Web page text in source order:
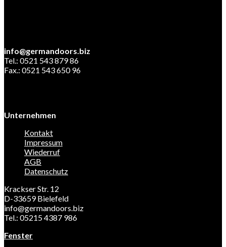
info@germandoors.biz
Tel.: 0521 543 879 86
Fax.: 0521 543 650 96
Unternehmen
Kontakt
Impressum
Wiederruf
AGB
Datenschutz
Krackser Str. 12
D-33659 Bielefeld
info@germandoors.biz
Tel.: 05215 4387 986
Fenster